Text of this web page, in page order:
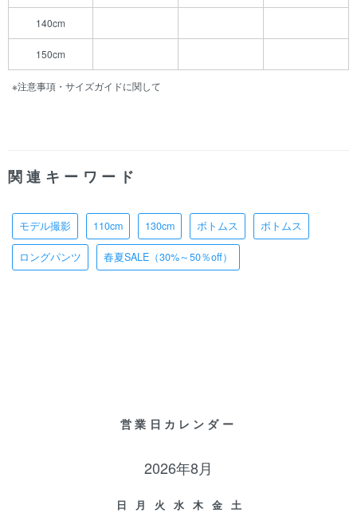
140cm
150cm
※注意事項・サイズガイドに関して
関連キーワード
モデル撮影 110cm 130cm ボトムス ボトムス
ロングパンツ 春夏SALE（30%～50％off）
営業日カレンダー
2026年8月
日 月 火 水 木 金
土